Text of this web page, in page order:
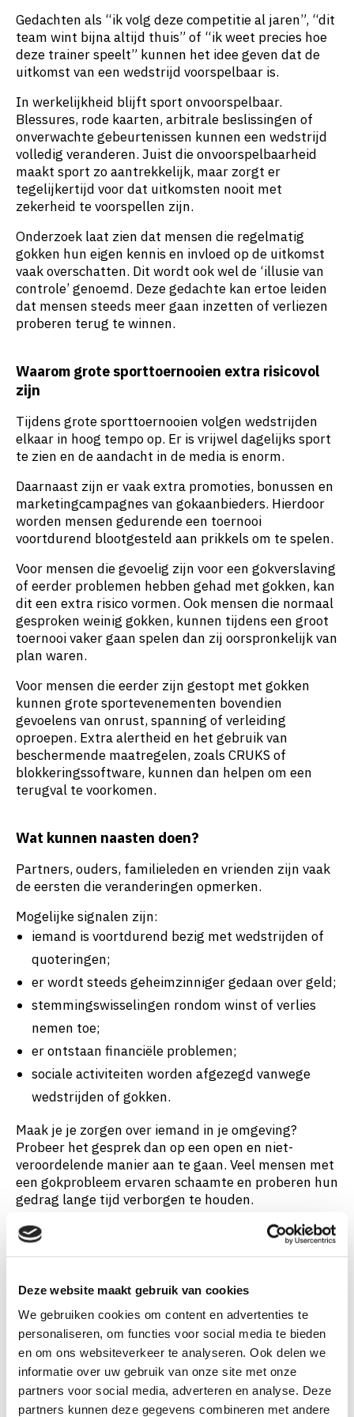
Deze website maakt gebruik van cookies
We gebruiken cookies om content en advertenties te
personaliseren, om functies voor social media te bieden
en om ons websiteverkeer te analyseren. Ook delen we
informatie over uw gebruik van onze site met onze
partners voor social media, adverteren en analyse. Deze
partners kunnen deze gegevens combineren met andere
Gedachten als “ik volg deze competitie al jaren”, “dit
team wint bijna altijd thuis” of “ik weet precies hoe
deze trainer speelt” kunnen het idee geven dat de
uitkomst van een wedstrijd voorspelbaar is.
In werkelijkheid blijft sport onvoorspelbaar.
Blessures, rode kaarten, arbitrale beslissingen of
onverwachte gebeurtenissen kunnen een wedstrijd
volledig veranderen. Juist die onvoorspelbaarheid
maakt sport zo aantrekkelijk, maar zorgt er
tegelijkertijd voor dat uitkomsten nooit met
zekerheid te voorspellen zijn.
Onderzoek laat zien dat mensen die regelmatig
gokken hun eigen kennis en invloed op de uitkomst
vaak overschatten. Dit wordt ook wel de ‘illusie van
controle’ genoemd. Deze gedachte kan ertoe leiden
dat mensen steeds meer gaan inzetten of verliezen
proberen terug te winnen.
Waarom grote sporttoernooien extra risicovol
zijn
Tijdens grote sporttoernooien volgen wedstrijden
elkaar in hoog tempo op. Er is vrijwel dagelijks sport
te zien en de aandacht in de media is enorm.
Daarnaast zijn er vaak extra promoties, bonussen en
marketingcampagnes van gokaanbieders. Hierdoor
worden mensen gedurende een toernooi
voortdurend blootgesteld aan prikkels om te spelen.
Voor mensen die gevoelig zijn voor een gokverslaving
of eerder problemen hebben gehad met gokken, kan
dit een extra risico vormen. Ook mensen die normaal
gesproken weinig gokken, kunnen tijdens een groot
toernooi vaker gaan spelen dan zij oorspronkelijk van
plan waren.
Voor mensen die eerder zijn gestopt met gokken
kunnen grote sportevenementen bovendien
gevoelens van onrust, spanning of verleiding
oproepen. Extra alertheid en het gebruik van
beschermende maatregelen, zoals CRUKS of
blokkeringssoftware, kunnen dan helpen om een
terugval te voorkomen.
Wat kunnen naasten doen?
Partners, ouders, familieleden en vrienden zijn vaak
de eersten die veranderingen opmerken.
Mogelijke signalen zijn:
iemand is voortdurend bezig met wedstrijden of
quoteringen;
er wordt steeds geheimzinniger gedaan over geld;
stemmingswisselingen rondom winst of verlies
nemen toe;
er ontstaan financiële problemen;
sociale activiteiten worden afgezegd vanwege
wedstrijden of gokken.
Maak je je zorgen over iemand in je omgeving?
Probeer het gesprek dan op een open en niet-
veroordelende manier aan te gaan. Veel mensen met
een gokprobleem ervaren schaamte en proberen hun
gedrag lange tijd verborgen te houden.
Vroegtijdig praten over zorgen kan voorkomen dat
problemen verder escaleren.
Vijf vragen om jezelf te stellen
Wanneer je regelmatig sportweddenschappen
plaatst, kan het helpen om jezelf af en toe de
volgende vragen te stellen:
Kijk ik ook naar deze wedstrijd als ik geen
weddenschap kan plaatsen?